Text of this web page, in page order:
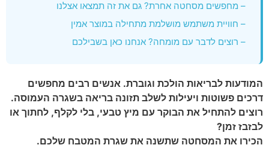
– מחפשים מסחטה אחרת? גם את זה תמצאו אצלנו
– חוויית משתמש מושלמת מתחילה במוצר אמין
– רוצים לדבר עם מומחה? אנחנו כאן בשבילכם
המודעות לבריאות הולכת וגוברת. אנשים רבים מחפשים
דרכים פשוטות ויעילות לשלב תזונה בריאה בשגרה העמוסה.
רוצים להתחיל את הבוקר עם מיץ טבעי, בלי לקלף, לחתוך או
לבזבז זמן?
הכירו את המסחטה שתשנה את שגרת המטבח שלכם.